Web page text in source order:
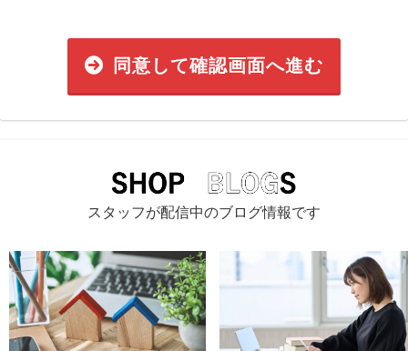
同意して確認画面へ進む
スタッフが配信中のブログ情報です